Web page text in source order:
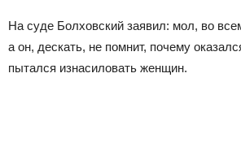
На суде Болховский заявил: мол, во
а он, дескать, не помнит, почему
пытался изнасиловать женщин.